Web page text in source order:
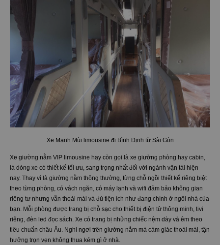
Xe Mạnh Mùi limousine đi Bình Định từ Sài Gòn
Xe giường nằm VIP limousine hay còn gọi là xe giường phòng hay cabin,
là dòng xe có thiết kế tối ưu, sang trọng nhất đối với ngành vận tải hiện
nay. Thay vì là giường nằm thông thường, từng chỗ ngồi thiết kế riêng biệt
theo từng phòng, có vách ngăn, có máy lạnh và wifi đảm bảo không gian
riêng tư nhưng vẫn thoải mái và đủ tiện ích như đang chính ở ngôi nhà của
bạn. Mỗi phòng được trang bị chỗ sạc cho thiết bị điện tử thông minh, tivi
riêng, đèn led đọc sách. Xe có trang bị những chiếc nệm dày và êm theo
tiêu chuẩn châu Âu. Nghỉ ngơi trên giường nằm mà cảm giác thoải mái, tận
hưởng trọn vẹn không thua kém gì ở nhà.